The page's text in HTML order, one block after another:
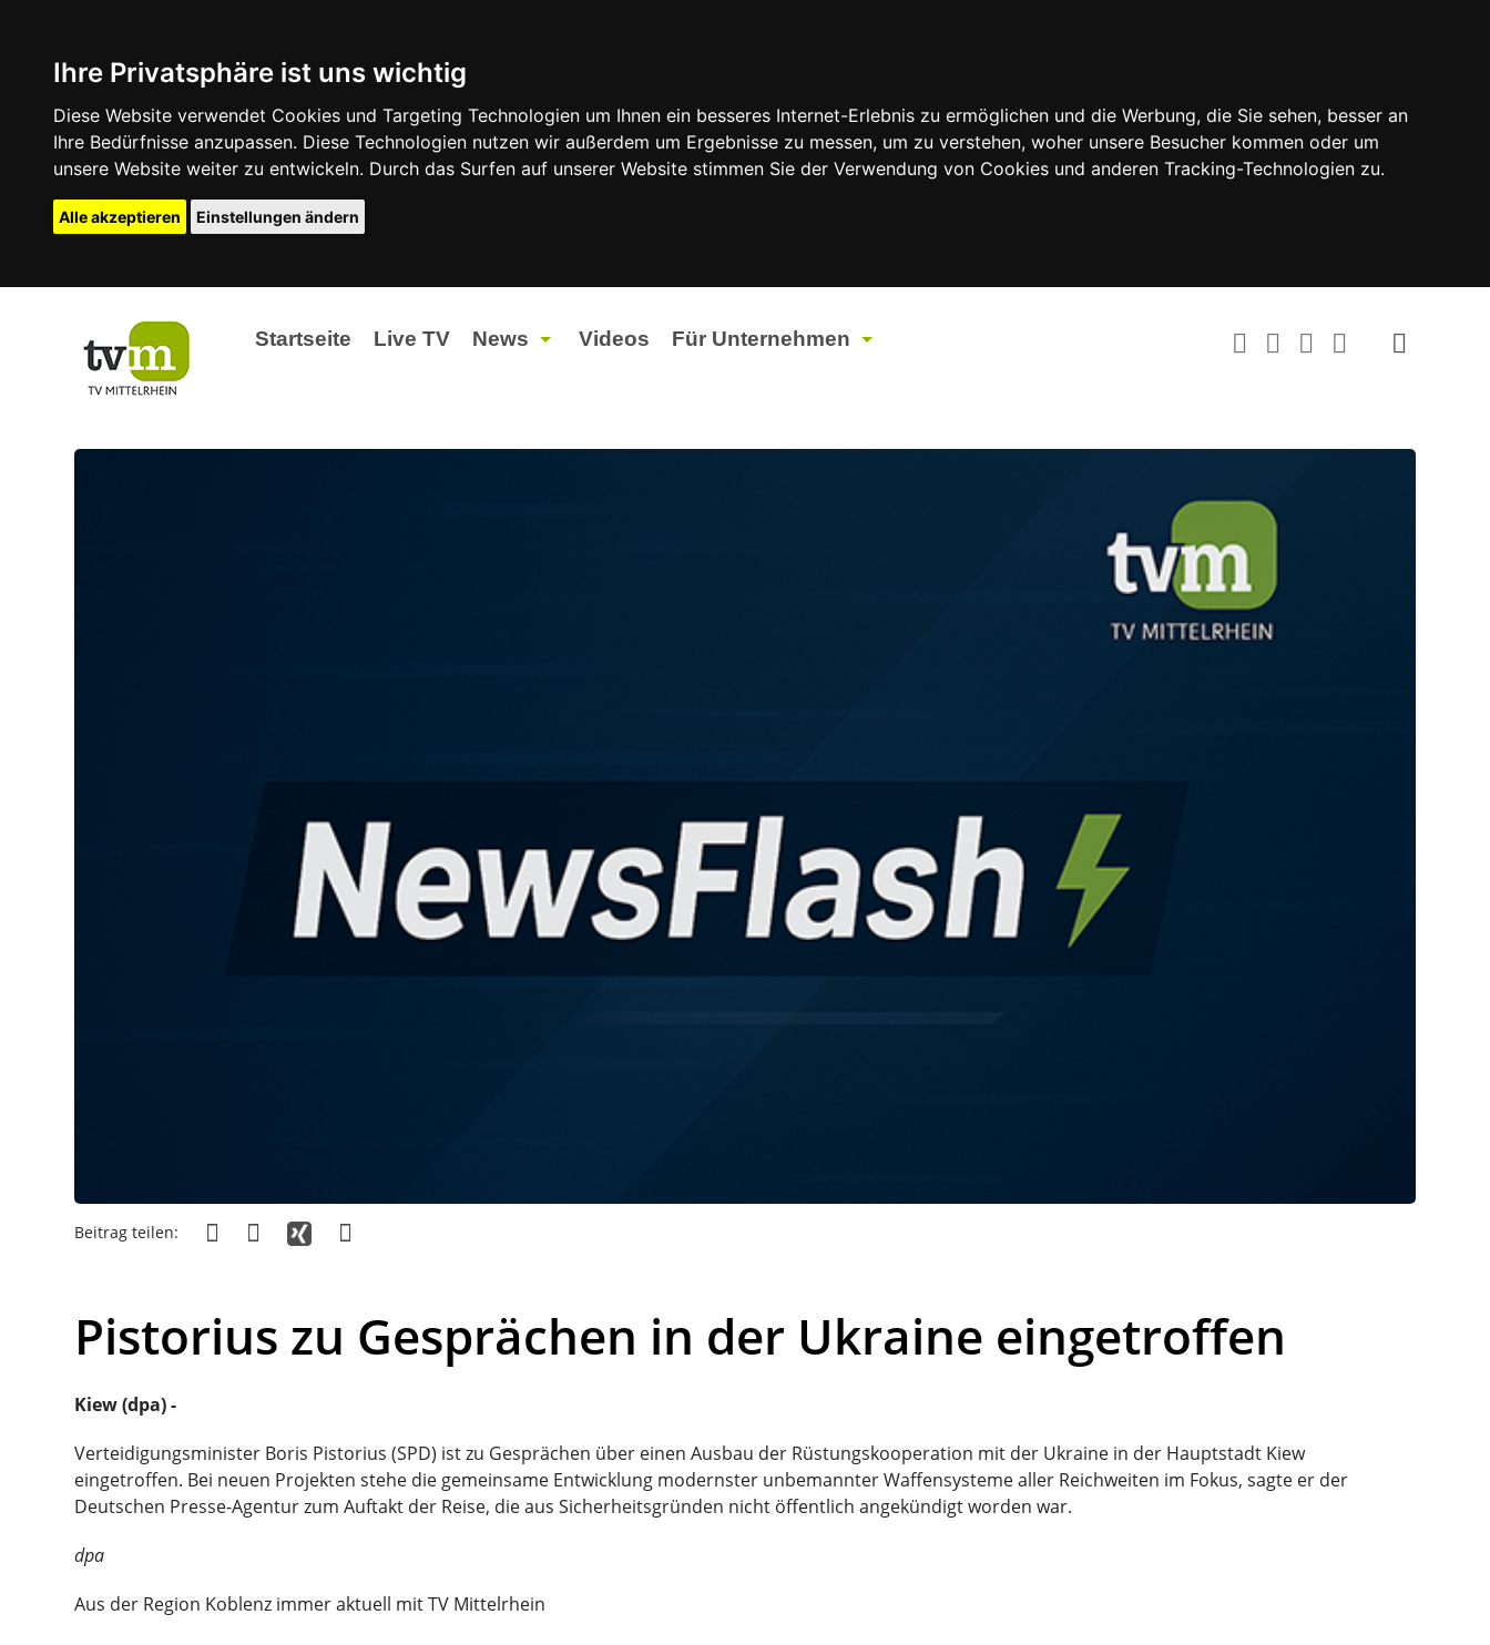
Ihre Privatsphäre ist uns wichtig
Diese Website verwendet Cookies und Targeting Technologien um Ihnen ein besseres Internet-Erlebnis zu ermöglichen und die Werbung, die Sie sehen, besser an
Ihre Bedürfnisse anzupassen. Diese Technologien nutzen wir außerdem um Ergebnisse zu messen, um zu verstehen, woher unsere Besucher kommen oder um
unsere Website weiter zu entwickeln. Durch das Surfen auf unserer Website stimmen Sie der Verwendung von Cookies und anderen Tracking-Technologien zu.
Alle akzeptieren Einstellungen ändern
Startseite Live TV News Videos Für Unternehmen
Beitrag teilen:
Pistorius zu Gesprächen in der Ukraine eingetroffen
Kiew (dpa) -
Verteidigungsminister Boris Pistorius (SPD) ist zu Gesprächen über einen Ausbau der Rüstungskooperation mit der Ukraine in der Hauptstadt Kiew
eingetroffen. Bei neuen Projekten stehe die gemeinsame Entwicklung modernster unbemannter Waffensysteme aller Reichweiten im Fokus, sagte er der
Deutschen Presse-Agentur zum Auftakt der Reise, die aus Sicherheitsgründen nicht öffentlich angekündigt worden war.
dpa
Aus der Region Koblenz immer aktuell mit TV Mittelrhein